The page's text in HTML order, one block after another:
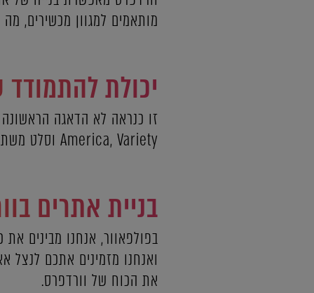
מותאמים למגוון מכשירים,
יכולת
America, Variety וסלט משתמשים בוורדפרס בשל היכולת שלה להתמודד עם מיליוני מבקרים.
בניית אתרים
בפולפאוור, אנחנו מבינים
ואנחנו מזמינים אתכם לנצל
את הכוח של וורדפרס.